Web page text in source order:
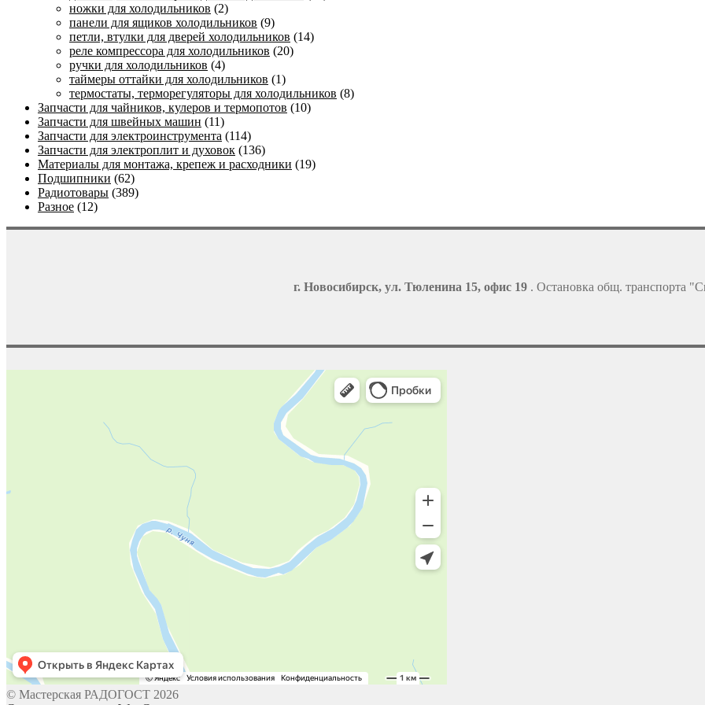
ножки для холодильников (2)
панели для ящиков холодильников (9)
петли, втулки для дверей холодильников (14)
реле компрессора для холодильников (20)
ручки для холодильников (4)
таймеры оттайки для холодильников (1)
термостаты, терморегуляторы для холодильников (8)
Запчасти для чайников, кулеров и термопотов (10)
Запчасти для швейных машин (11)
Запчасти для электроинструмента (114)
Запчасти для электроплит и духовок (136)
Материалы для монтажа, крепеж и расходники (19)
Подшипники (62)
Радиотовары (389)
Разное (12)
г. Новосибирск, ул. Тюленина 15, офис 19 . Остановка общ. транспорта
© Мастерская РАДОГОСТ 2026